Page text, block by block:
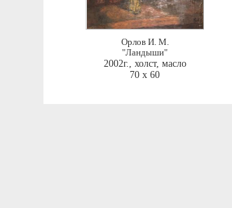
Орлов И. М.
"Ландыши"
2002г., холст, масло
70 x 60